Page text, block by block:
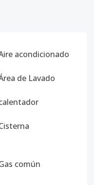
acondicionado
de Lavado
común